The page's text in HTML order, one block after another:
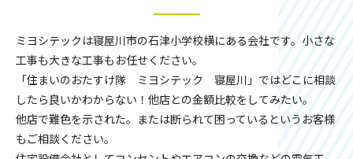
ミヨシテックは寝屋川市の石津小学校横にある会社です。小さな
工事も大きな工事もお任せください。
「住まいのおたすけ隊 ミヨシテック 寝屋川」ではどこに相談
したら良いかわからない！他店との金額比較をしてみたい。
他店で難色を示された。または断られて困っているというお客様
もご相談ください。